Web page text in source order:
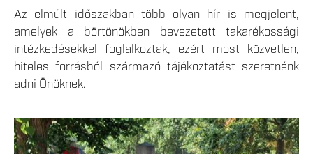
Az elmúlt időszakban több olyan hír is megjelent,
amelyek a börtönökben bevezetett takarékossági
intézkedésekkel foglalkoztak, ezért most közvetlen,
hiteles forrásból származó tájékoztatást szeretnénk
adni Önöknek.